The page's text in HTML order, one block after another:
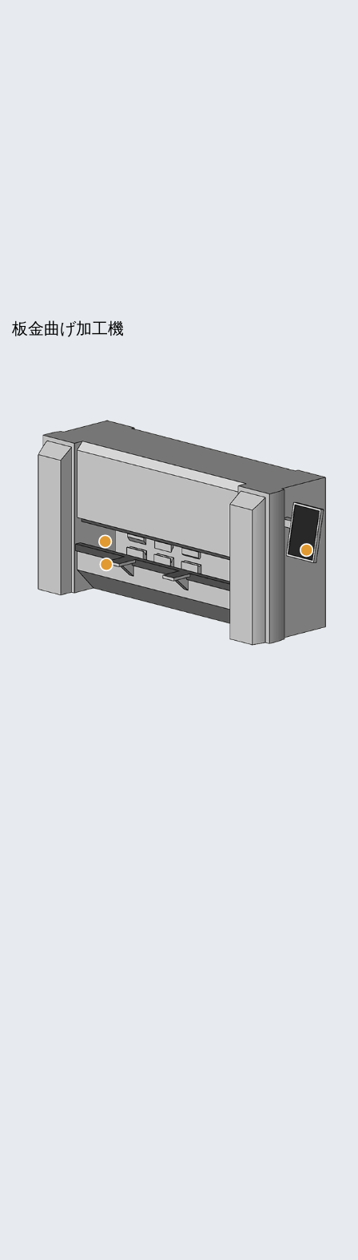
板金曲げ加工機